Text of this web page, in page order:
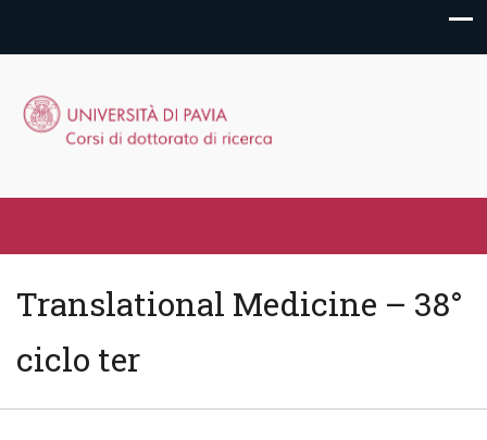
Translational Medicine – 38°
ciclo ter